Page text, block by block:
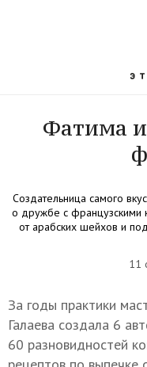
Фатима
Создательница самого
о дружбе с французскими
от арабских шейхов и
11
За годы практики
Галаева создала 6
60 разновидностей